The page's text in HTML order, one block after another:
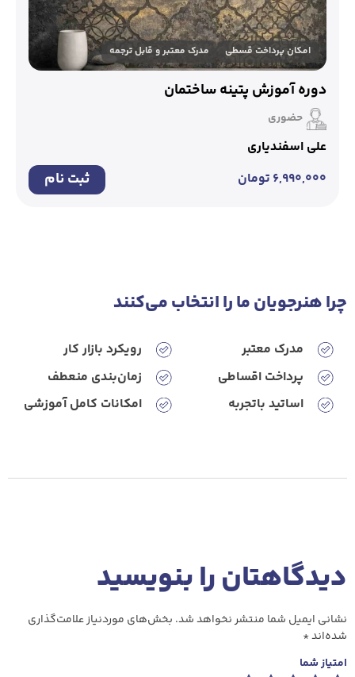
امکان پرداخت قسطی مدرک معتبر و قابل ترجمه
دوره آموزش پتینه ساختمان
حضوری
علی اسفندیاری
۶,۹۹۰,۰۰۰ تومان ثبت نام
چرا هنرجویان ‌ما ‌را‌ انتخاب‌ می‌کنند
مدرک معتبر
رویکرد‌ بازار‌ کار
پرداخت ‌اقساطی
زمان‌بندی ‌منعطف
اساتید‌ باتجربه
امکانات‌ کامل ‌آموزشی
دیدگاهتان را بنویسید
نشانی ایمیل شما منتشر نخواهد شد. بخش‌های موردنیاز علامت‌گذاری
شده‌اند*
امتیاز شما